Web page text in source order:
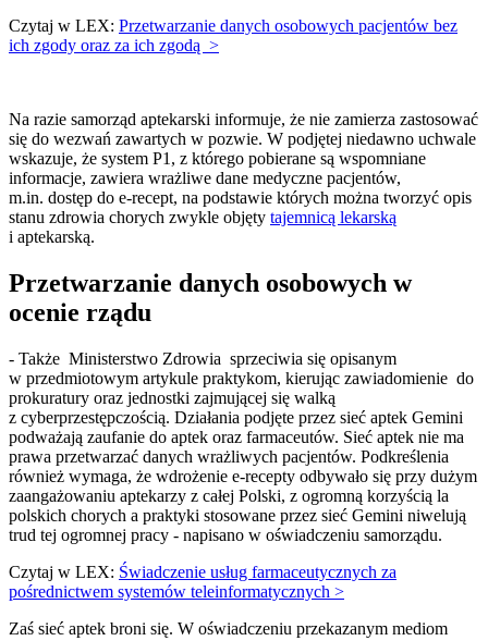
Czytaj w LEX: Przetwarzanie danych osobowych pacjentów bez
ich zgody oraz za ich zgodą >
Na razie samorząd aptekarski informuje, że nie zamierza zastosować
się do wezwań zawartych w pozwie. W podjętej niedawno uchwale
wskazuje, że system P1, z którego pobierane są wspomniane
informacje, zawiera wrażliwe dane medyczne pacjentów,
m.in. dostęp do e-recept, na podstawie których można tworzyć opis
stanu zdrowia chorych zwykle objęty tajemnicą lekarską
i aptekarską.
Przetwarzanie danych osobowych w
ocenie rządu
- Także Ministerstwo Zdrowia sprzeciwia się opisanym
w przedmiotowym artykule praktykom, kierując zawiadomienie do
prokuratury oraz jednostki zajmującej się walką
z cyberprzestępczością. Działania podjęte przez sieć aptek Gemini
podważają zaufanie do aptek oraz farmaceutów. Sieć aptek nie ma
prawa przetwarzać danych wrażliwych pacjentów. Podkreślenia
również wymaga, że wdrożenie e-recepty odbywało się przy dużym
zaangażowaniu aptekarzy z całej Polski, z ogromną korzyścią la
polskich chorych a praktyki stosowane przez sieć Gemini niwelują
trud tej ogromnej pracy - napisano w oświadczeniu samorządu.
Czytaj w LEX: Świadczenie usług farmaceutycznych za
pośrednictwem systemów teleinformatycznych >
Zaś sieć aptek broni się. W oświadczeniu przekazanym mediom